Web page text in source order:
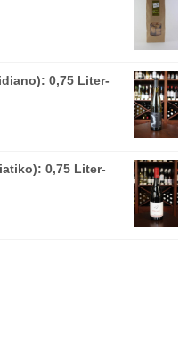
0,75 Liter-
0,75 Liter-